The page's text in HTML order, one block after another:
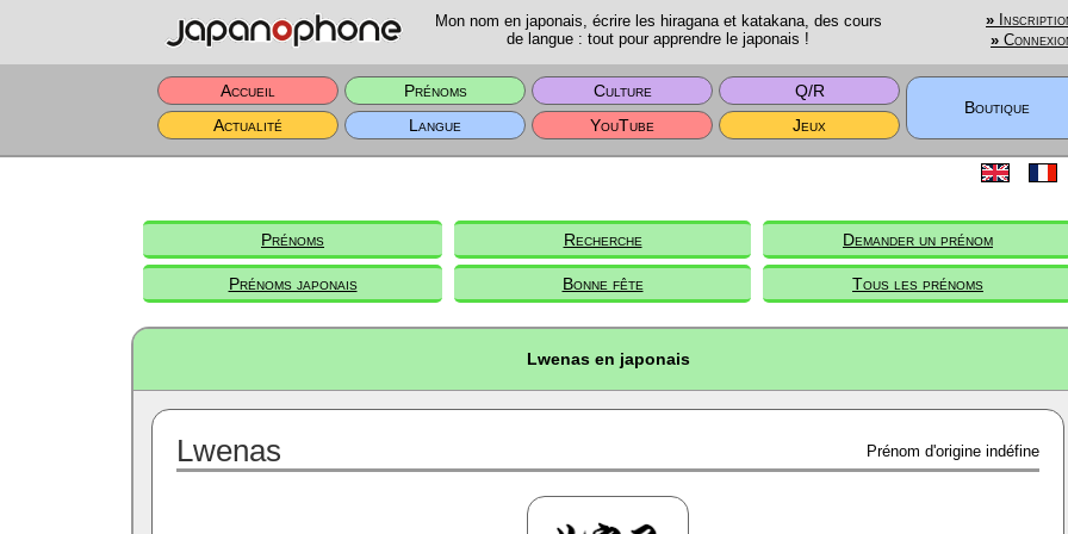
Mon nom en japonais, écrire les hiragana et katakana, des cours
de langue : tout pour apprendre le japonais !
»
»
Accueil Prénoms Culture
Q/R
Boutique
Actualité
Langue YouTube Jeux
Prénoms Recherche Demander un prénom
Prénoms japonais Bonne fête Tous les prénoms
Lwenas en japonais
Lwenas Prénom d'origine indéfine